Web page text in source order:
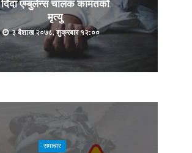
दिँदा एम्बुलेन्स चालक कामतको
मृत्यु
३ बैशाख २०७८, शुक्रबार १२:००
समाचार